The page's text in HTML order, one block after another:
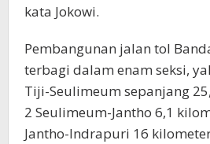
kata Jokowi.
Pembangunan jalan tol
terbagi dalam enam seksi,
Tiji-Seulimeum sepanjang
2 Seulimeum-Jantho 6,1
Jantho-Indrapuri 16